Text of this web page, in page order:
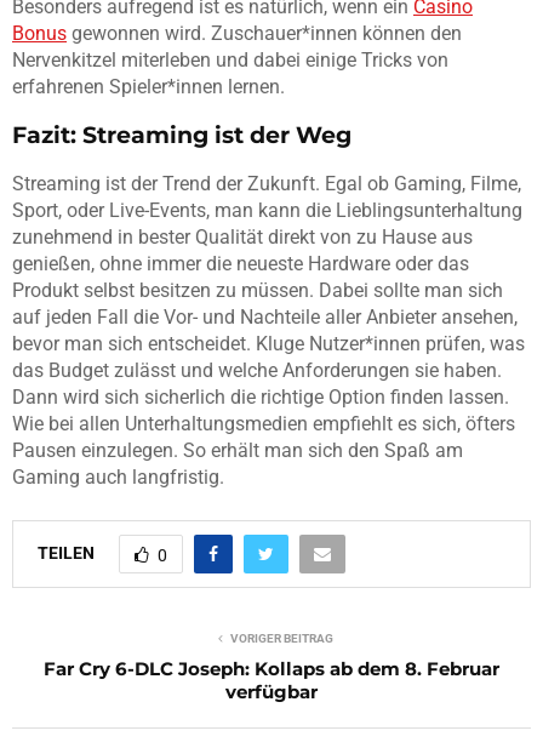
Besonders aufregend ist es natürlich, wenn ein Casino
Bonus gewonnen wird. Zuschauer*innen können den
Nervenkitzel miterleben und dabei einige Tricks von
erfahrenen Spieler*innen lernen.
Fazit: Streaming ist der Weg
Streaming ist der Trend der Zukunft. Egal ob Gaming, Filme,
Sport, oder Live-Events, man kann die Lieblingsunterhaltung
zunehmend in bester Qualität direkt von zu Hause aus
genießen, ohne immer die neueste Hardware oder das
Produkt selbst besitzen zu müssen. Dabei sollte man sich
auf jeden Fall die Vor- und Nachteile aller Anbieter ansehen,
bevor man sich entscheidet. Kluge Nutzer*innen prüfen, was
das Budget zulässt und welche Anforderungen sie haben.
Dann wird sich sicherlich die richtige Option finden lassen.
Wie bei allen Unterhaltungsmedien empfiehlt es sich, öfters
Pausen einzulegen. So erhält man sich den Spaß am
Gaming auch langfristig.
TEILEN 0
VORIGER BEITRAG
Far Cry 6-DLC Joseph: Kollaps ab dem 8. Februar
verfügbar